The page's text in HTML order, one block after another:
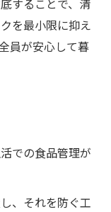
することで、清
を最小限に抑え
員が安心して暮
での食品管理が
、それを防ぐ工